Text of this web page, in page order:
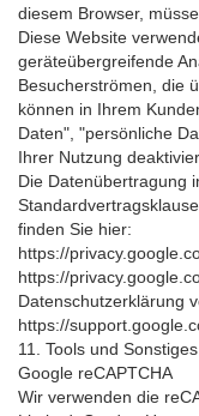
diesem Browser,
Diese Website
geräteübergreifende
Besucherströmen, die
können in Ihrem
Daten", "persönliche
Ihrer Nutzung
Die Datenübertragung
finden Sie hier:
https://
https://
Datenschutzerklärung
https://
11. Tools und Sonstiges
Google reCAPTCHA
Wir verwenden die